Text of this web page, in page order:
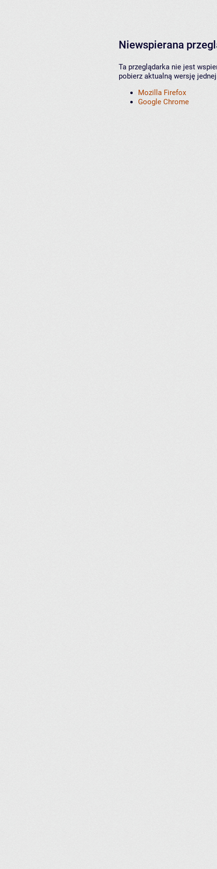
Niewspierana
Ta przeglądarka nie jest
pobierz aktualną wersję
Mozilla Firefox
Google Chrome